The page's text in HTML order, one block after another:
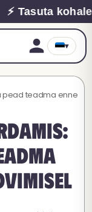
Tasuta
▾
pead teadma enne